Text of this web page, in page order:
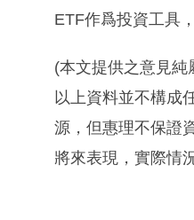
ETF作爲投資工具
(本文提供之意見純
以上資料並不構成
源，但惠理不保證
將來表現，實際情